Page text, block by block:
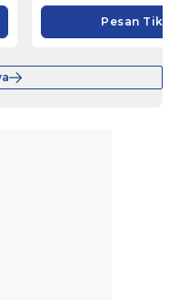
Pesan Tiket